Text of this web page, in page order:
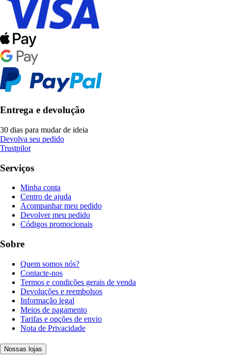
Entrega e devolução
30 dias para mudar de ideia
Devolva seu pedido
Trustpilot
Serviços
Minha conta
Centro de ajuda
Acompanhar meu pedido
Devolver meu pedido
Códigos promocionais
Sobre
Quem somos nós?
Contacte-nos
Termos e condições gerais de venda
Devoluções e reembolsos
Informação legal
Meios de pagamento
Tarifas e opções de envio
Nota de Privacidade
Nossas lojas